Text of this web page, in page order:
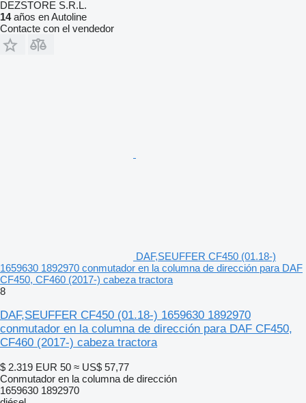
DEZSTORE S.R.L.
14años en Autoline
Contacte con el vendedor
DAF,SEUFFER CF450 (01.18-)
1659630 1892970 conmutador en la columna de dirección para DAF
CF450, CF460 (2017-) cabeza tractora
8
DAF,SEUFFER CF450 (01.18-) 1659630 1892970
conmutador en la columna de dirección para DAF CF450,
CF460 (2017-) cabeza tractora
$ 2.319 EUR 50 ≈ US$ 57,77
Conmutador en la columna de dirección
1659630 1892970